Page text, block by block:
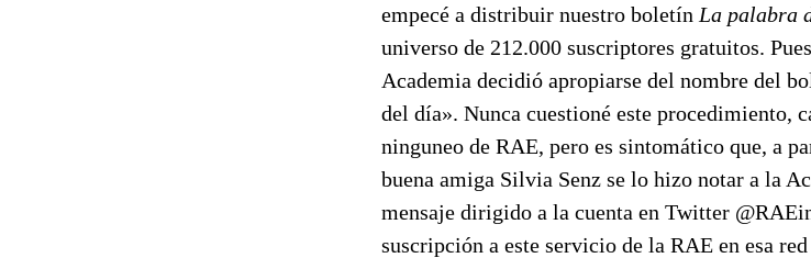
empecé a distribuir nuestro boletín La palabra
universo de 212.000 suscriptores gratuitos.
Academia decidió apropiarse del nombre del
del día». Nunca cuestioné este procedimiento,
ninguneo de RAE, pero es sintomático que, a
buena amiga Silvia Senz se lo hizo notar a la
mensaje dirigido a la cuenta en Twitter
suscripción a este servicio de la RAE en esa